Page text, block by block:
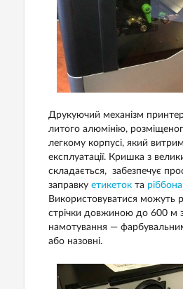
Друкуючий механізм
литого алюмінію,
легкому корпусі, який
експлуатації. Кришка з
складається, забезпечує
заправку етикеток та ріббона
Використовуватися можуть
стрічки довжиною до 600 м
намотування —
або назовні.